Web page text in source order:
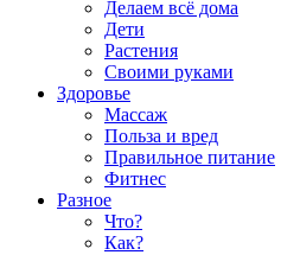
Делаем всё дома
Дети
Растения
Своими руками
Здоровье
Массаж
Польза и вред
Правильное питание
Фитнес
Разное
Что?
Как?